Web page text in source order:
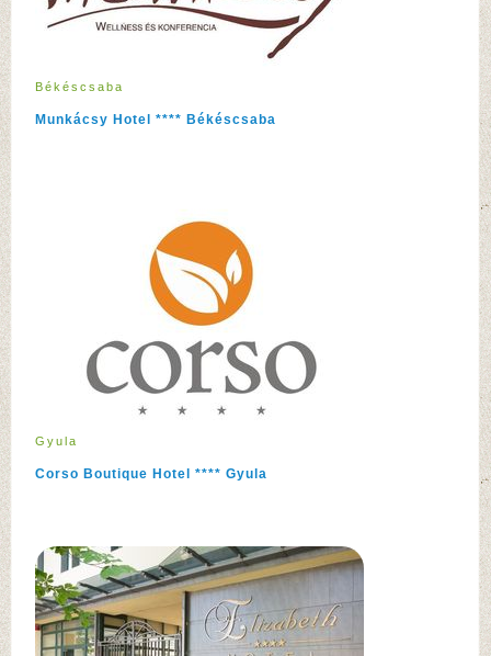
Békéscsaba
Munkácsy Hotel **** Békéscsaba
Gyula
Corso Boutique Hotel **** Gyula